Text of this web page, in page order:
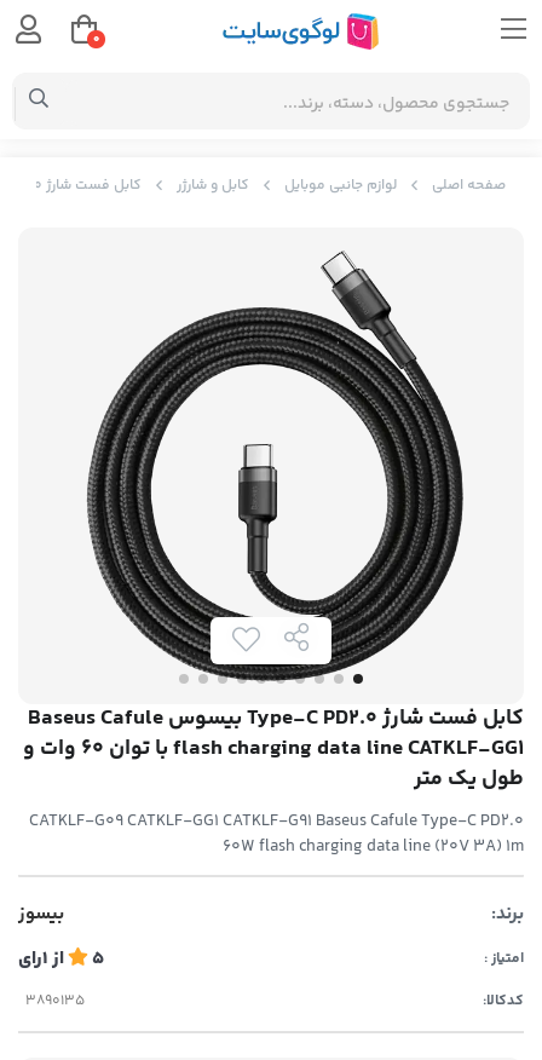
صفحه اصلی لوازم جانبی موبایل کابل و شارژر کابل فست شارژ Type-C PD2.0 بیسوس Baseus Cafule flash charging data line CATKLF-GG1 با توان 60 وات و طول یک متر
کابل فست شارژ Type-C PD2.0 بیسوس Baseus Cafule
flash charging data line CATKLF-GG1 با توان 60 وات و
طول یک متر
CATKLF-G09 CATKLF-GG1 CATKLF-G91 Baseus Cafule Type-C PD2.0
60W flash charging data line (20V 3A) 1m
برند: بیسوز
امتیاز : 5 از1رای
کدکالا:
0